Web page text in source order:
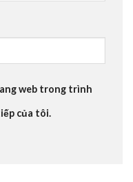
web trong trình
của tôi.